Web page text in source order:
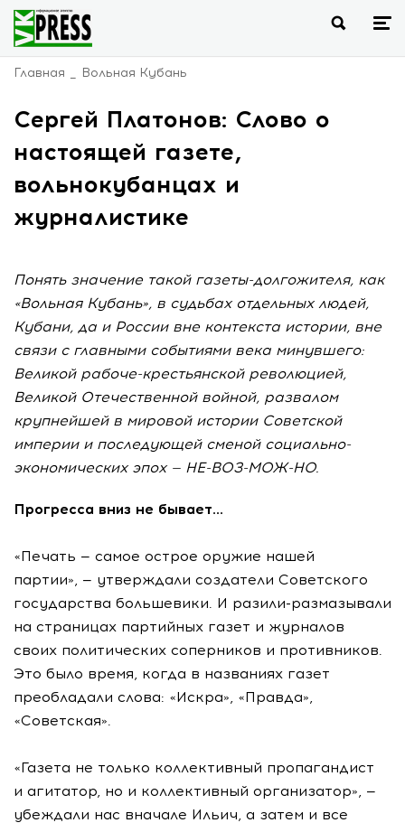
Главная Вольная Кубань
Сергей Платонов: Слово о
настоящей газете,
вольнокубанцах и
журналистике
Понять значение такой газеты-долгожителя, как
«Вольная Кубань», в судьбах отдельных людей,
Кубани, да и России вне контекста истории, вне
связи с главными событиями века минувшего:
Великой рабоче-крестьянской революцией,
Великой Отечественной войной, развалом
крупнейшей в мировой истории Советской
империи и последующей сменой социально-
экономических эпох — НЕ-ВОЗ-МОЖ-НО.
Прогресса вниз не бывает…
«Печать — самое острое оружие нашей
партии», — утверждали создатели Советского
государства большевики. И разили-размазывали
на страницах партийных газет и журналов
своих политических соперников и противников.
Это было время, когда в названиях газет
преобладали слова: «Искра», «Правда»,
«Советская».
«Газета не только коллективный пропагандист
и агитатор, но и коллективный организатор», —
убеждали нас вначале Ильич, а затем и все